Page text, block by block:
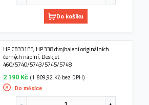
Do košíku
HP CB331EE, HP 338 dvojbalení originálních
černých náplní, Deskjet
460/5740/5743/5745/5748
2 190 Kč (1 809,92 Kč bez DPH)
Do měsíce